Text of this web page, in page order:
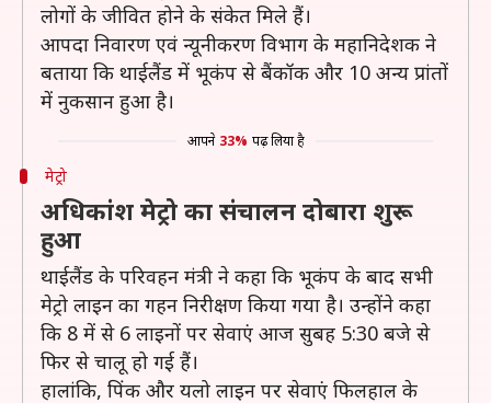
लोगों के जीवित होने के संकेत मिले हैं।
आपदा निवारण एवं न्यूनीकरण विभाग के महानिदेशक ने
बताया कि थाईलैंड में भूकंप से बैंकॉक और 10 अन्य प्रांतों
में नुकसान हुआ है।
आपने 33% पढ़ लिया है
मेट्रो
अधिकांश मेट्रो का संचालन दोबारा शुरू
हुआ
थाईलैंड के परिवहन मंत्री ने कहा कि भूकंप के बाद सभी
मेट्रो लाइन का गहन निरीक्षण किया गया है। उन्होंने कहा
कि 8 में से 6 लाइनों पर सेवाएं आज सुबह 5:30 बजे से
फिर से चालू हो गई हैं।
हालांकि, पिंक और यलो लाइन पर सेवाएं फिलहाल के